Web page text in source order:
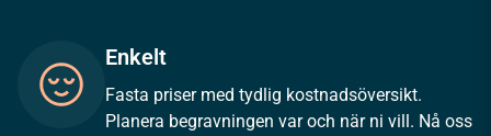
Enkelt
Fasta priser med tydlig kostnadsöversikt.
Planera begravningen var och när ni vill. Nå oss